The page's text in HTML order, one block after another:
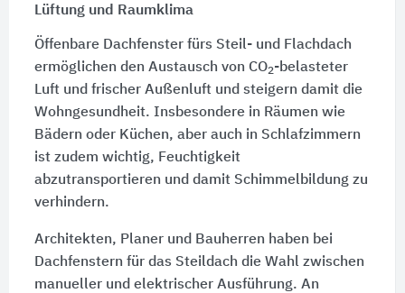
Lüftung und Raumklima
Öffenbare Dachfenster fürs Steil- und Flachdach
ermöglichen den Austausch von CO2-belasteter
Luft und frischer Außenluft und steigern damit die
Wohngesundheit. Insbesondere in Räumen wie
Bädern oder Küchen, aber auch in Schlafzimmern
ist zudem wichtig, Feuchtigkeit
abzutransportieren und damit Schimmelbildung zu
verhindern.
Architekten, Planer und Bauherren haben bei
Dachfenstern für das Steildach die Wahl zwischen
manueller und elektrischer Ausführung. An